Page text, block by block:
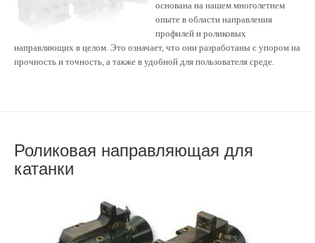
основана на нашем многолетнем
опыте в области направления
профилей и роликовых
направляющих в целом. Это означает, что они разработаны с упором на
прочность и точность, а также в удобной для пользователя среде.
Роликовая направляющая для
катанки